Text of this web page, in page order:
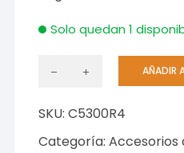
Solo quedan 1
Cartucho
HP
508A
AÑADIR
SKU:C5300R4
Categoría:Accesorios